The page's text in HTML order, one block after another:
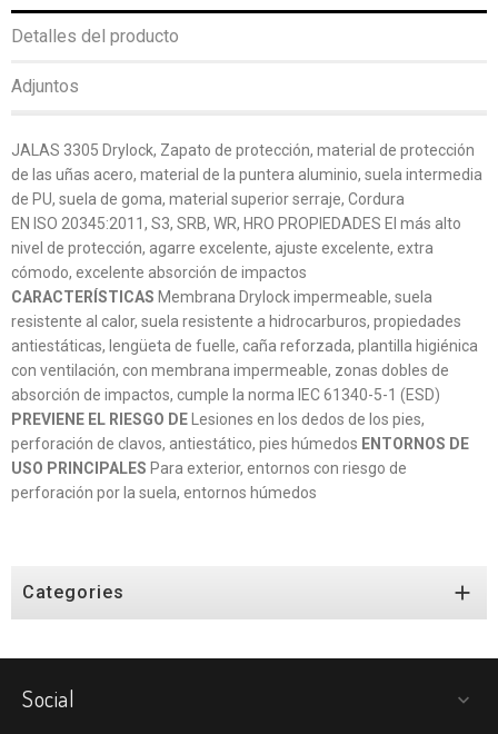
Detalles del producto
Adjuntos
JALAS 3305 Drylock, Zapato de protección, material de protección
de las uñas acero, material de la puntera aluminio, suela intermedia
de PU, suela de goma, material superior serraje, Cordura
EN ISO 20345:2011, S3, SRB, WR, HRO PROPIEDADES El más alto
nivel de protección, agarre excelente, ajuste excelente, extra
cómodo, excelente absorción de impactos
CARACTERÍSTICAS Membrana Drylock impermeable, suela
resistente al calor, suela resistente a hidrocarburos, propiedades
antiestáticas, lengüeta de fuelle, caña reforzada, plantilla higiénica
con ventilación, con membrana impermeable, zonas dobles de
absorción de impactos, cumple la norma IEC 61340-5-1 (ESD)
PREVIENE EL RIESGO DE Lesiones en los dedos de los pies,
perforación de clavos, antiestático, pies húmedos ENTORNOS DE
USO PRINCIPALES Para exterior, entornos con riesgo de
perforación por la suela, entornos húmedos
Categories 
Social 